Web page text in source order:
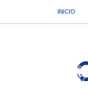
INICIO